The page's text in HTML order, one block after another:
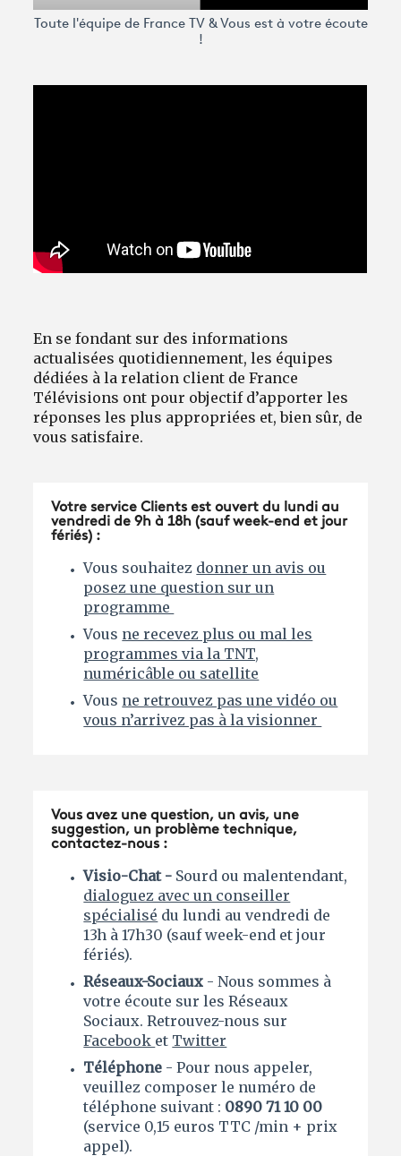
Toute l'équipe de France TV & Vous est à votre écoute
!
En se fondant sur des informations
actualisées quotidiennement, les équipes
dédiées à la relation client de France
Télévisions ont pour objectif d’apporter les
réponses les plus appropriées et, bien sûr, de
vous satisfaire.
Votre service Clients est ouvert du lundi au
vendredi de 9h à 18h (sauf week-end et jour
fériés) :
Vous souhaitez donner un avis ou
posez une question sur un
programme
Vous ne recevez plus ou mal les
programmes via la TNT,
numéricâble ou satellite
Vous ne retrouvez pas une vidéo ou
vous n’arrivez pas à la visionner
Vous avez une question, un avis, une
suggestion, un problème technique,
contactez-nous :
Visio-Chat - Sourd ou malentendant,
dialoguez avec un conseiller
spécialisé du lundi au vendredi de
13h à 17h30 (sauf week-end et jour
fériés).
Réseaux-Sociaux - Nous sommes à
votre écoute sur les Réseaux
Sociaux. Retrouvez-nous sur
Facebook et Twitter
Téléphone - Pour nous appeler,
veuillez composer le numéro de
téléphone suivant : 0890 71 10 00
(service 0,15 euros TTC /min + prix
appel).